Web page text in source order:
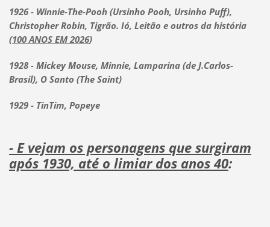
1926 - Winnie-The-Pooh (Ursinho Pooh, Ursinho Puff),
Christopher Robin, Tigrão. Ió, Leitão e outros da história
(100 ANOS EM 2026)
1928 - Mickey Mouse, Minnie, Lamparina (de J.Carlos-
Brasil), O Santo (The Saint)
1929 - TinTim, Popeye
- E vejam os personagens que surgiram
após 1930, até o limiar dos anos 40: